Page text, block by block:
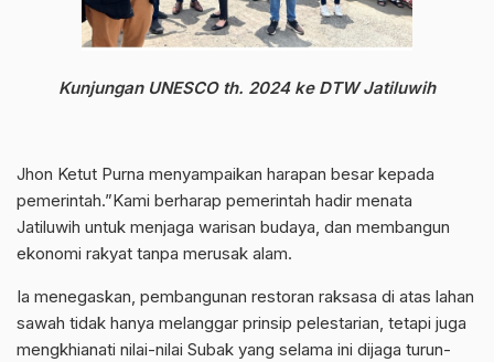
Kunjungan UNESCO th. 2024 ke DTW Jatiluwih
Jhon Ketut Purna menyampaikan harapan besar kepada
pemerintah.”Kami berharap pemerintah hadir menata
Jatiluwih untuk menjaga warisan budaya, dan membangun
ekonomi rakyat tanpa merusak alam.
Ia menegaskan, pembangunan restoran raksasa di atas lahan
sawah tidak hanya melanggar prinsip pelestarian, tetapi juga
mengkhianati nilai-nilai Subak yang selama ini dijaga turun-